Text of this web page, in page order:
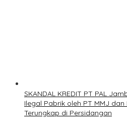
SKANDAL KREDIT PT PAL
Ilegal Pabrik oleh PT MMJ
Terungkap di Persidangan